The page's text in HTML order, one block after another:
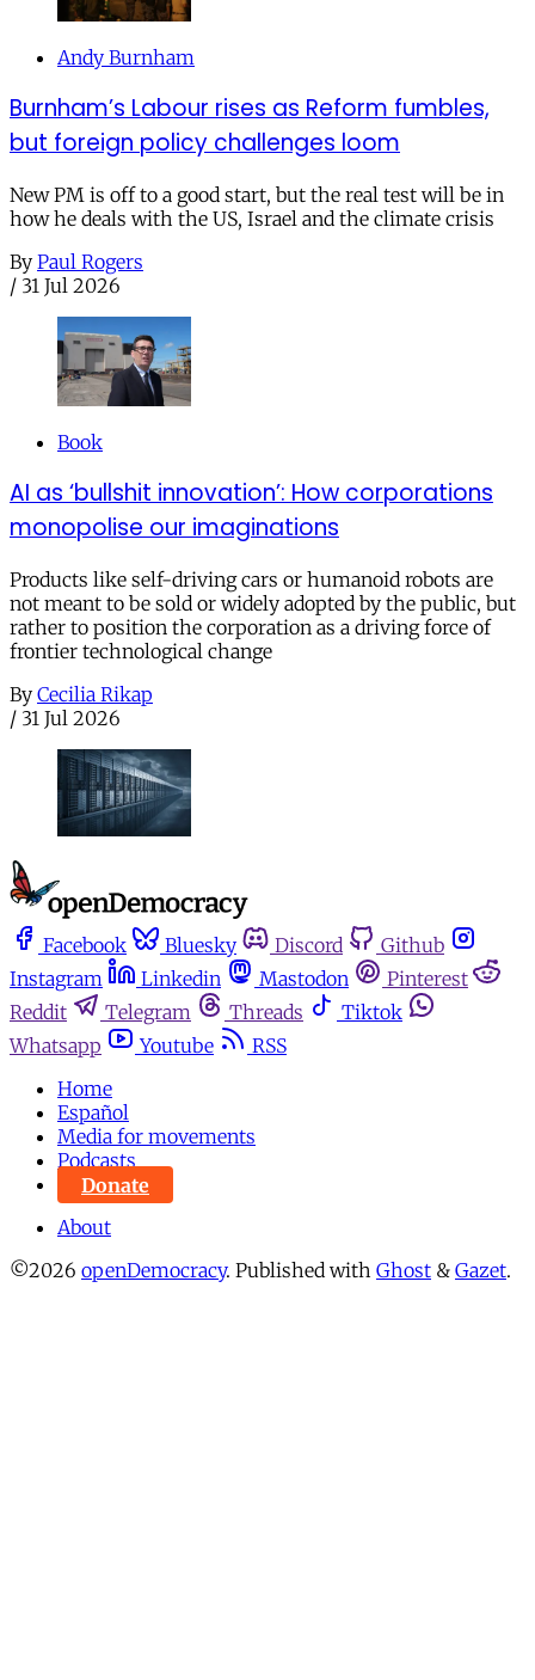
Andy Burnham
Burnham’s Labour rises as Reform fumbles,
but foreign policy challenges loom
New PM is off to a good start, but the real test will be in
how he deals with the US, Israel and the climate crisis
By Paul Rogers
/ 31 Jul 2026
Book
AI as ‘bullshit innovation’: How corporations
monopolise our imaginations
Products like self-driving cars or humanoid robots are
not meant to be sold or widely adopted by the public, but
rather to position the corporation as a driving force of
frontier technological change
By Cecilia Rikap
/ 31 Jul 2026
Facebook Bluesky Discord
Github
Instagram
Linkedin Mastodon
Pinterest
Reddit
Telegram Threads
Tiktok
Whatsapp
Youtube
RSS
Home
Español
Media for movements
Podcasts
Donate
About
©2026 openDemocracy. Published with Ghost & Gazet.